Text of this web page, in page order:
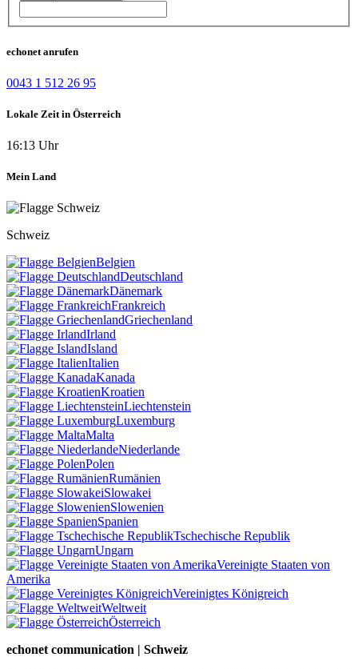
echonet anrufen
0043 1 512 26 95
Lokale Zeit in Österreich
16:13 Uhr
Mein Land
Schweiz
Belgien
Deutschland
Dänemark
Frankreich
Griechenland
Irland
Island
Italien
Kanada
Kroatien
Liechtenstein
Luxemburg
Malta
Niederlande
Polen
Rumänien
Slowakei
Slowenien
Spanien
Tschechische Republik
Ungarn
Vereinigte Staaten von
Amerika
Vereinigtes Königreich
Weltweit
Österreich
echonet communication | Schweiz